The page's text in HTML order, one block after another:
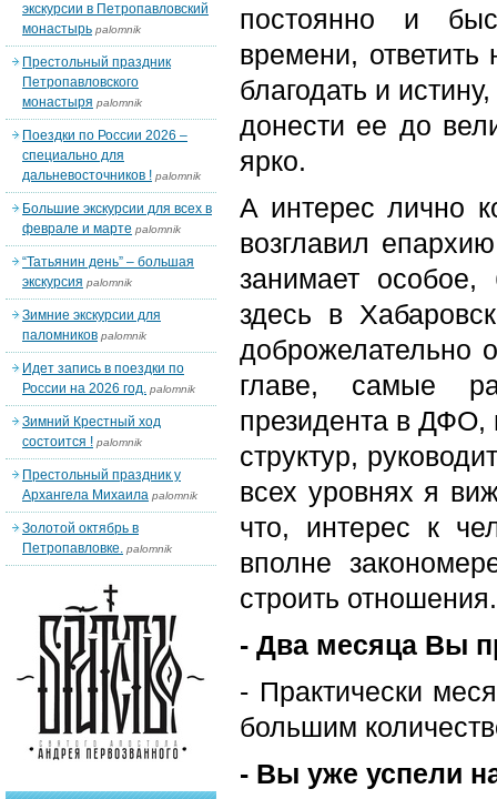
постоянно и
времени,
благодать и
донести ее до
ярко.
А интерес лично
возглавил
занимает
здесь в
доброжелательно
главе, самые
президента в ДФО,
структур,
всех уровнях я
что, интерес к
вполне
строить отношения.
- Два месяца Вы
- Практически
большим
- Вы уже успели
экскурсии в Петропавловский
монастырь palomnik
Престольный праздник
Петропавловского
монастыря palomnik
Поездки по России 2026 –
специально для
дальневосточников ! palomnik
Большие экскурсии для всех в
феврале и марте palomnik
“Татьянин день” – большая
экскурсия palomnik
Зимние экскурсии для
паломников palomnik
Идет запись в поездки по
России на 2026 год. palomnik
Зимний Крестный ход
состоится ! palomnik
Престольный праздник у
Архангела Михаила palomnik
Золотой октябрь в
Петропавловке. palomnik